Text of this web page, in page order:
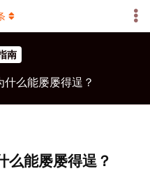
南
么能屡屡得逞？
么能屡屡得逞？